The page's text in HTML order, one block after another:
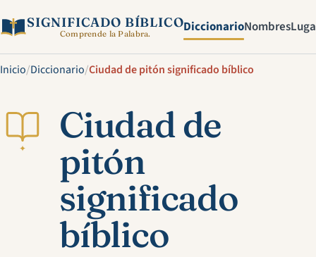
SIGNIFICADO BÍBLICO
Comprende la Palabra. DiccionarioNombres
Inicio/Diccionario/Ciudad de pitón significado bíblico
✦
Ciudad de
pitón
significado
bíblico